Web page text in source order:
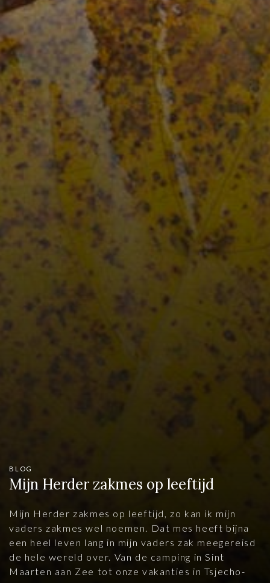
BLOG
Mijn Herder zakmes op leeftijd
Mijn Herder zakmes op leeftijd, zo kan ik mijn
vaders zakmes wel noemen. Dat mes heeft bijna
een heel leven lang in mijn vaders zak meegereisd
de hele wereld over. Van de camping in Sint
Maarten aan Zee tot onze vakanties in Tsjecho-